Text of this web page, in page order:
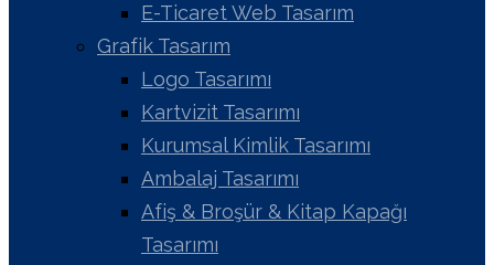
E-Ticaret Web Tasarım
Grafik Tasarım
Logo Tasarımı
Kartvizit Tasarımı
Kurumsal Kimlik Tasarımı
Ambalaj Tasarımı
Afiş & Broşür & Kitap Kapağı
Tasarımı